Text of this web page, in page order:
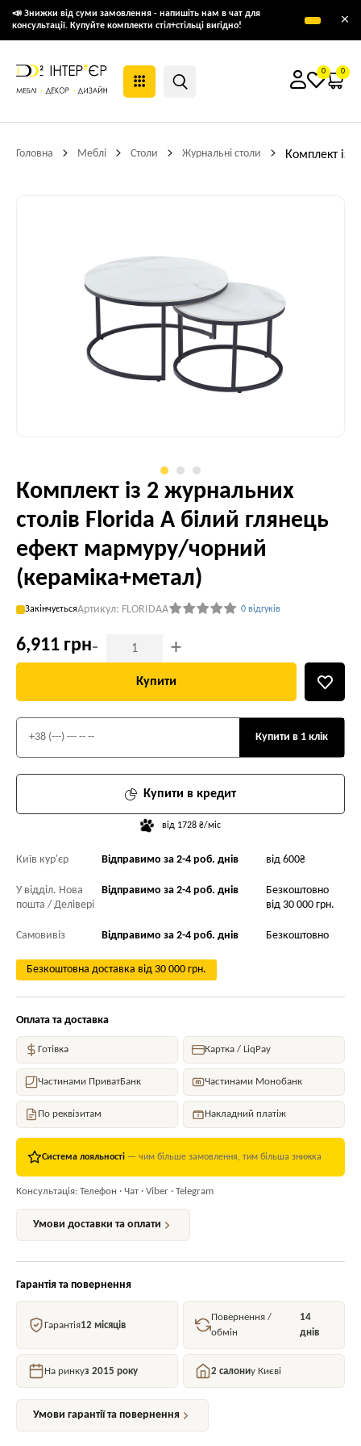
📣 Знижки від суми замовлення - напишіть нам в чат для
консультації. Купуйте комплекти стіл+стільці вигідно!
×
0 0
Головна Меблі Столи Журнальні столи Комплект із
Комплект із 2 журнальних
столів Florida A білий глянець
ефект мармуру/чорний
(кераміка+метал)
ЗакінчуєтьсяАртикул: FLORIDAA 0 відгуків
6,911 грн- +
Купити
Купити в кредит
від 1728 ₴/міс
Купити в 1 клік
Київ кур'єр Відправимо за 2-4 роб. днів від 600₴
У відділ. Нова
пошта / Делівері
Відправимо за 2-4 роб. днів
Безкоштовно
від 30 000 грн.
Самовивіз Відправимо за 2-4 роб. днів Безкоштовно
Безкоштовна доставка від 30 000 грн.
Оплата та доставка
Готівка Картка / LiqPay
Частинами ПриватБанк Частинами Монобанк
По реквізитам Накладний платіж
Система лояльності — чим більше замовлення, тим більша знижка
Консультація: Телефон · Чат · Viber · Telegram
Умови доставки та оплати
Гарантія та повернення
Гарантія12 місяців
Повернення /
обмін
14
днів
На ринкуз 2015 року 2 салониу Києві
Умови гарантії та повернення